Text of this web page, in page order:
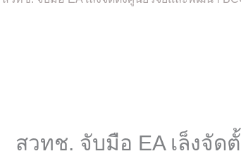
สวทช. จับมือ EA เล็งจัด